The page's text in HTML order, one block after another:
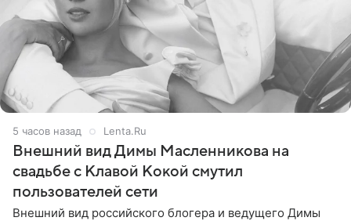
5 часов назад Lenta.Ru
Внешний вид Димы Масленникова на
свадьбе с Клавой Кокой смутил
пользователей сети
Внешний вид российского блогера и ведущего Димы